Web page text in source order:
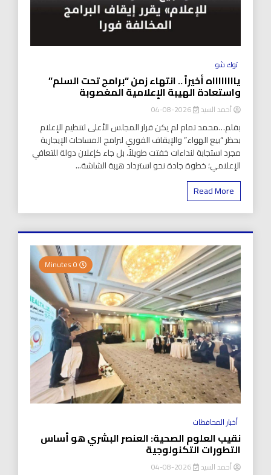
توك شو
يااااااااه أخيراً .. انتهاء زمن “برامج تحت السلم”
واستعادة الهيبة الإعلامية المغصوبة
أحمد السيد 2026-08-04
بقلم…محمد تمام لم يكن قرار المجلس الأعلى لتنظيم الإعلام
بحظر “بيع الهواء” والإيقاف الفوري لبرامج المساحات الإيجارية
مجرد استجابة لنداءات خفتت طويلاً، بل جاء كإعلان دولة للتعافي
الإعلامي؛ خطوة جادة نحو استرداد هيبة الشاشة...
Read More
أخبار المحافظات
نقيب العلوم الصحية: العنصر البشري هو أساس
التطورات التكنولوجية
أحمد السيد 2026-08-04